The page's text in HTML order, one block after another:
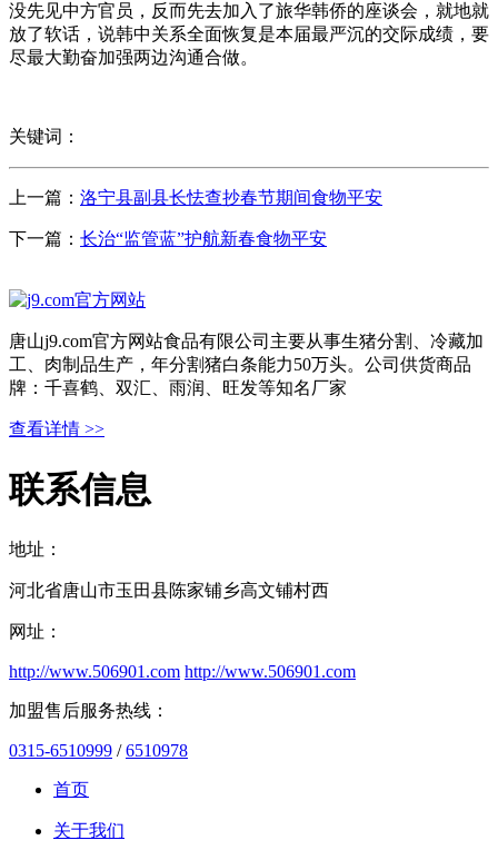
没先见中方官员，反而先去加入了旅华韩侨的座谈会，就地就
放了软话，说韩中关系全面恢复是本届最严沉的交际成绩，要
尽最大勤奋加强两边沟通合做。
关键词：
上一篇： 洛宁县副县长怯查抄春节期间食物平安
下一篇： 长治“监管蓝”护航新春食物平安
唐山j9.com官方网站食品有限公司主要从事生猪分割、冷藏加
工、肉制品生产，年分割猪白条能力50万头。公司供货商品
牌：千喜鹤、双汇、雨润、旺发等知名厂家
查看详情 >>
联系信息
地址：
河北省唐山市玉田县陈家铺乡高文铺村西
网址：
http://www.506901.com http://www.506901.com
加盟售后服务热线：
0315-6510999 /6510978
首页
关于我们